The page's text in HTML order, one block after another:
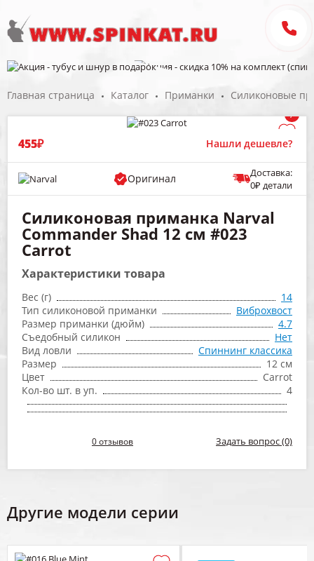
Главная страница Каталог Приманки
Силиконовые
/
455₽ Нашли дешевле?
Оригинал
Доставка:
0₽ детали
Силиконовая приманка Narval
Commander Shad 12 см #023
Carrot
Характеристики товара
Вес (г)
14
Тип силиконовой приманки
Виброхвост
Размер приманки (дюйм)
4.7
Съедобный силикон
Нет
Вид ловли
Спиннинг классика
Размер
12 см
Цвет
Carrot
Кол-во шт. в уп.
4
0 отзывов Задать вопрос (0)
Другие модели серии